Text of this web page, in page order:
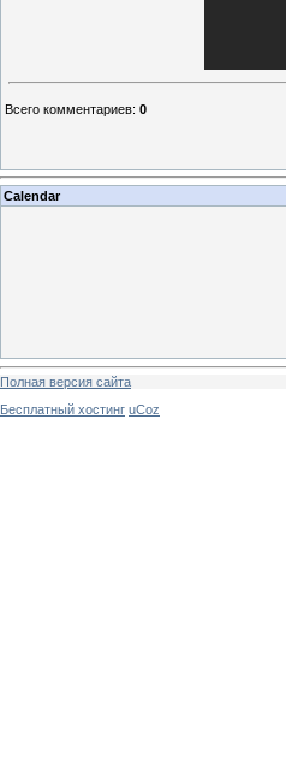
Всего комментариев: 0
Calendar
Полная версия сайта
Бесплатный хостинг uCoz